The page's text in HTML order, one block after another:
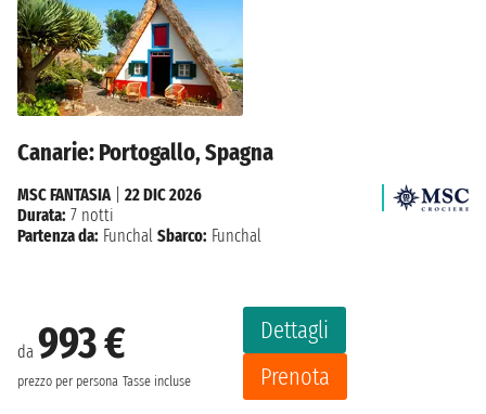
Canarie: Portogallo, Spagna
da 993 €
prezzo per persona Tasse incluse
Dettagli
Prenota
MSC FANTASIA| 22 DIC 2026
Durata: 7 notti
Partenza da: Funchal Sbarco: Funchal